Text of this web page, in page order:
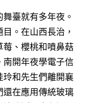
臺就有多年夜。
。在山西長治，
、櫻桃和噴鼻菇
開年夜學電子信
和先生們離開襄
在應用傳統玻璃